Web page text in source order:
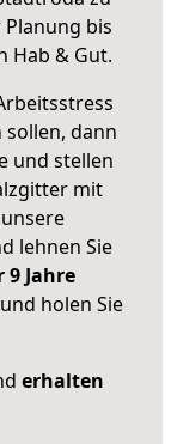
bis
Hab & Gut.
sollen, dann
und stellen
mit
lehnen Sie
9 Jahre
holen Sie
erhalten